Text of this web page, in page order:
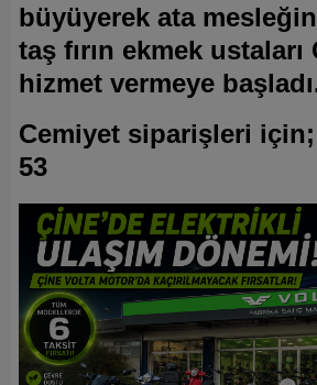
büyüyerek ata
taş fırın ekmek
hizmet vermeye
Cemiyet siparişleri için;
53